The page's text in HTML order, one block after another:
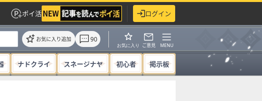
ポイ活 ログイン
お気に入り追加 90
お気に入り ご意見 MENU
ナドクライ スネージナヤ 初心者 掲示板